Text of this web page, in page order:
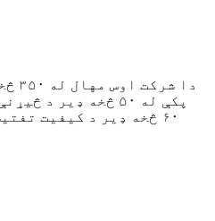
دا
پکې له ۵۰ څخه ډیر